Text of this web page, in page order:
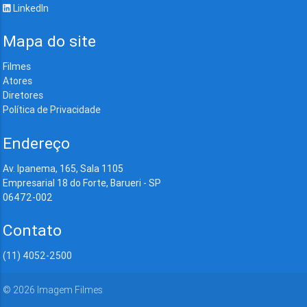
LinkedIn
Mapa do site
Filmes
Atores
Diretores
Política de Privacidade
Endereço
Av. Ipanema, 165, Sala 1105
Empresarial 18 do Forte, Barueri - SP
06472-002
Contato
(11) 4052-2500
© 2026 Imagem Filmes